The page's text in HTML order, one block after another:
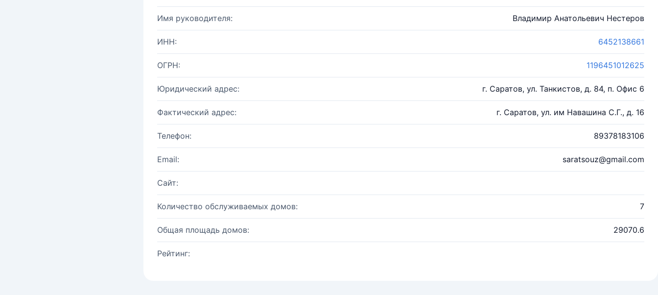
Имя руководителя: Владимир Анатольевич Нестеров
ИНН: 6452138661
ОГРН: 1196451012625
Юридический адрес: г. Саратов, ул. Танкистов, д. 84, п. Офис 6
Фактический адрес: г. Саратов, ул. им Навашина С.Г., д. 16
Телефон: 89378183106
Email: saratsouz@gmail.com
Сайт:
Количество обслуживаемых домов: 7
Общая площадь домов: 29070.6
Рейтинг: